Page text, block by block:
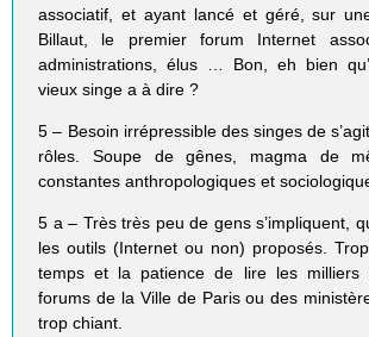
associatif, et ayant lancé et géré, sur
Billaut, le premier forum Internet
administrations, élus … Bon, eh bien
vieux singe a à dire ?
5 – Besoin irrépressible des singes de
rôles. Soupe de gênes, magma de
constantes anthropologiques et
5 a – Très très peu de gens s’impliquent,
les outils (Internet ou non) proposés.
temps et la patience de lire les milliers
forums de la Ville de Paris ou des
trop chiant.